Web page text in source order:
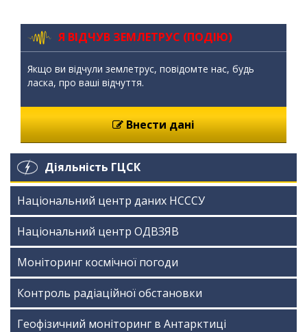
Я ВІДЧУВ ЗЕМЛЕТРУС (ПОДІЮ)
Якщо ви відчули землетрус, повідомте нас, будь
ласка, про ваші відчуття.
Внести дані
Діяльність ГЦСК
Національний центр даних НСССУ
Національний центр ОДВЗЯВ
Моніторинг космічної погоди
Контроль радіаційної обстановки
Геофізичний моніторинг в Антарктиці